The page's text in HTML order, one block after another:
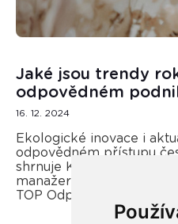
Jaké jsou trendy
odpovědném
16. 12. 2024
Ekologické inovace i
odpovědném přístupu
shrnuje Kateřina Opletal
manažerka REMA
TOP Odpovědná firma.